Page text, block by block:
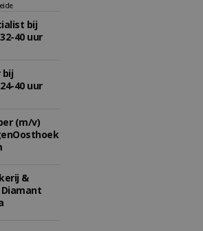
bij
40 uur
bij
40 uur
(m/v)
&